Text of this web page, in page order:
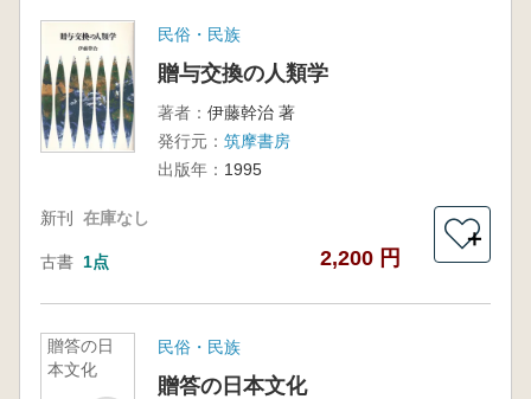
民俗・民族
贈与交換の人類学
著者： 伊藤幹治 著
発行元： 筑摩書房
出版年： 1995
新刊 在庫なし
古書 1点 2,200 円
＋
贈答の日
本文化
民俗・民族
贈答の日本文化